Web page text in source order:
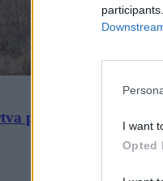
I want
Opted
psa